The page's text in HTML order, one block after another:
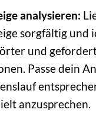
analysieren:
sorgfältig und
und
Passe dein
anzusprechen.